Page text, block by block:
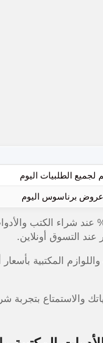
خصم 10% عند شراء
التسوق أونلاين.
المكتبية
والاستمتاع